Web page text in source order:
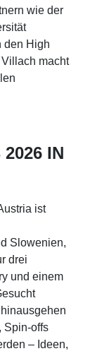
wie der
den High
macht
IN
ist
Slowenien,
drei
und einem
Spin-offs
– Ideen,